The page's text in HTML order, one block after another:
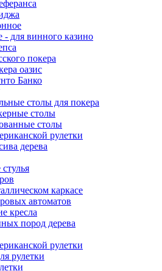
для винного казино
покера
оазис
Банко
столы для покера
столы
столы
рулетки
дерева
каркасе
автоматов
кресла
пород дерева
рулетки
рулетки